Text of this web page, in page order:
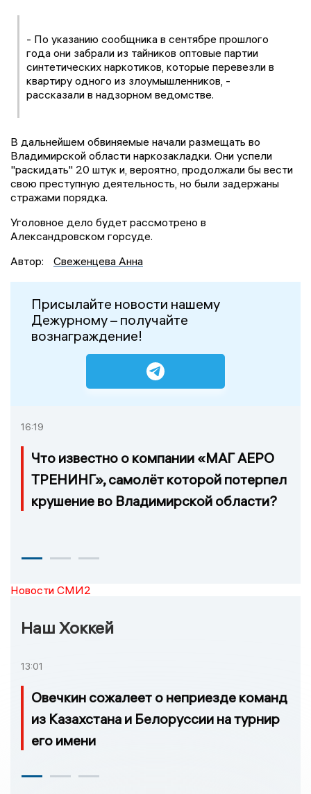
- По указанию сообщника в сентябре прошлого
года они забрали из тайников оптовые партии
синтетических наркотиков, которые перевезли в
квартиру одного из злоумышленников, -
рассказали в надзорном ведомстве.
В дальнейшем обвиняемые начали размещать во
Владимирской области наркозакладки. Они успели
"раскидать" 20 штук и, вероятно, продолжали бы вести
свою преступную деятельность, но были задержаны
стражами порядка.
Уголовное дело будет рассмотрено в
Александровском горсуде.
Автор:
Свеженцева Анна
Присылайте новости нашему
Дежурному – получайте
вознаграждение!
16:19
Что известно о компании «МАГ АЕРО
ТРЕНИНГ», самолёт которой потерпел
крушение во Владимирской области?
Новости СМИ2
Наш Хоккей
13:01
Овечкин сожалеет о неприезде команд
из Казахстана и Белоруссии на турнир
его имени